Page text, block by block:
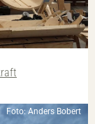
Foto: Anders Bobert